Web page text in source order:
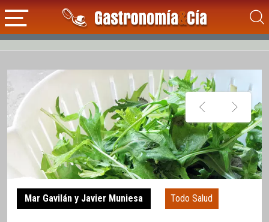
Mar Gavilán y Javier Muniesa Todo Salud